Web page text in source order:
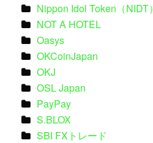
Nippon Idol Token（NIDT）
NOT A HOTEL
Oasys
OKCoinJapan
OKJ
OSL Japan
PayPay
S.BLOX
SBI FXトレード